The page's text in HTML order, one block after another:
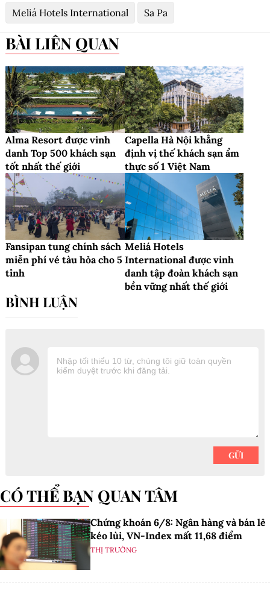
Meliá Hotels International Sa Pa
BÀI LIÊN QUAN
Alma Resort được vinh
danh Top 500 khách sạn
tốt nhất thế giới
Capella Hà Nội khẳng
định vị thế khách sạn ẩm
thực số 1 Việt Nam
Fansipan tung chính sách
miễn phí vé tàu hỏa cho 5
tỉnh
Meliá Hotels
International được vinh
danh tập đoàn khách sạn
bền vững nhất thế giới
CÓ THỂ BẠN QUAN TÂM
Chứng khoán 6/8: Ngân hàng và bán lẻ
kéo lùi, VN-Index mất 11,68 điểm
THỊ TRƯỜNG